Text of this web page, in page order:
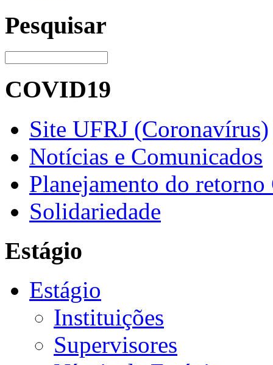
Pesquisar
COVID19
Site UFRJ (Coronavírus)
Notícias e Comunicados
Planejamento do retorno
Solidariedade
Estágio
Estágio
Instituições
Supervisores